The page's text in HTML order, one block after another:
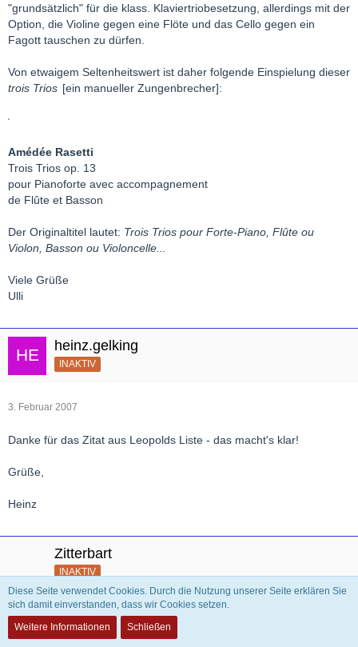
"grundsätzlich" für die klass. Klaviertriobesetzung, allerdings mit der
Option, die Violine gegen eine Flöte und das Cello gegen ein
Fagott tauschen zu dürfen.
Von etwaigem Seltenheitswert ist daher folgende Einspielung dieser
trois Trios [ein manueller Zungenbrecher]:
Amédée Rasetti
Trois Trios op. 13
pour Pianoforte avec accompagnement
de Flûte et Basson
Der Originaltitel lautet: Trois Trios pour Forte-Piano, Flûte ou
Violon, Basson ou Violoncelle...
Viele Grüße
Ulli
heinz.gelking
INAKTIV
3. Februar 2007
Danke für das Zitat aus Leopolds Liste - das macht's klar!
Grüße,
Heinz
Zitterbart
INAKTIV
15. Februar 2007
Diese Seite verwendet Cookies. Durch die Nutzung unserer Seite erklären Sie
sich damit einverstanden, dass wir Cookies setzen.
Weitere Informationen
Schließen